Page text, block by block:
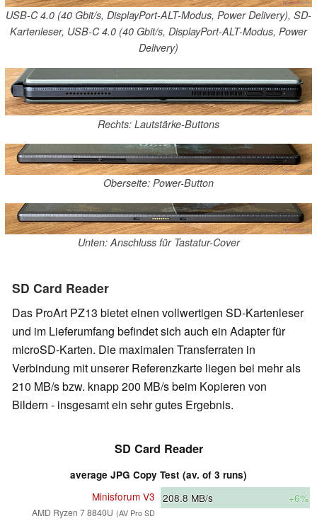
USB-C 4.0 (40 Gbit/s, DisplayPort-ALT-Modus, Power Delivery), SD-
Kartenleser, USB-C 4.0 (40 Gbit/s, DisplayPort-ALT-Modus, Power
Delivery)
Rechts: Lautstärke-Buttons
Oberseite: Power-Button
Unten: Anschluss für Tastatur-Cover
SD Card Reader
Das ProArt PZ13 bietet einen vollwertigen SD-Kartenleser
und im Lieferumfang befindet sich auch ein Adapter für
microSD-Karten. Die maximalen Transferraten in
Verbindung mit unserer Referenzkarte liegen bei mehr als
210 MB/s bzw. knapp 200 MB/s beim Kopieren von
Bildern - insgesamt ein sehr gutes Ergebnis.
SD Card Reader
average JPG Copy Test (av. of 3 runs)
Minisforum V3
AMD Ryzen 7 8840U (AV Pro SD
208.8 MB/s +6%